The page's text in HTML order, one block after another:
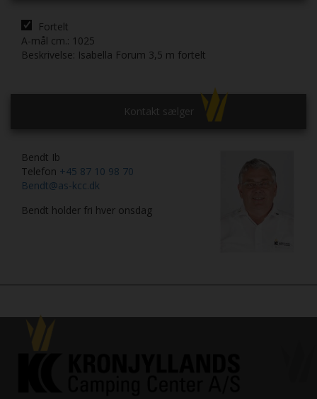
Fortelt
A-mål cm.: 1025
Beskrivelse: Isabella Forum 3,5 m fortelt
Kontakt sælger
Bendt Ib
Telefon +45 87 10 98 70
Bendt@as-kcc.dk
Bendt holder fri hver onsdag